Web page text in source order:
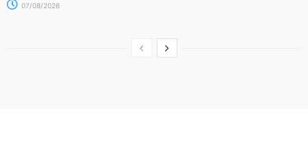
07/08/2026